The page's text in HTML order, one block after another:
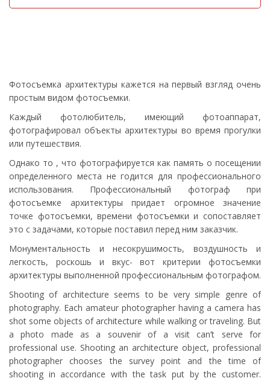
Фотосъемка архитектуры кажется на первый взгляд очень
простым видом фотосъемки.
Каждый фотолюбитель, имеющий фотоаппарат,
фотографировал объекты архитектуры во время прогулки
или путешествия.
Однако то , что фотографируется как память о посещении
определенного места не годится для профессионального
использования. Профессиональный фотограф при
фотосъемке архитектуры придает огромное значение
точке фотосъемки, времени фотосъемки и сопоставляет
это с задачами, которые поставил перед ним заказчик.
Монументальность и несокрушимость, воздушность и
легкость, роскошь и вкус- вот критерии фотосъемки
архитектуры выполненной профессиональным фотографом.
Shooting of architecture seems to be very simple genre of
photography. Each amateur photographer having a camera has
shot some objects of architecture while walking or traveling. But
a photo made as a souvenir of a visit can’t serve for
professional use. Shooting an architecture object, professional
photographer chooses the survey point and the time of
shooting in accordance with the task put by the customer.